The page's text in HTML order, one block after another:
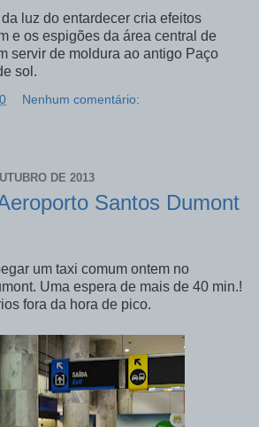
luz do entardecer cria efeitos
e os espigões da área central de
servir de moldura ao antigo Paço
sol.
Nenhum comentário:
DE 2013
Santos Dumont
um taxi comum ontem no
Uma espera de mais de 40 min.!
fora da hora de pico.